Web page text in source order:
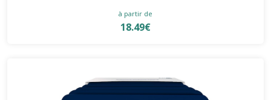
à partir de
18.49€